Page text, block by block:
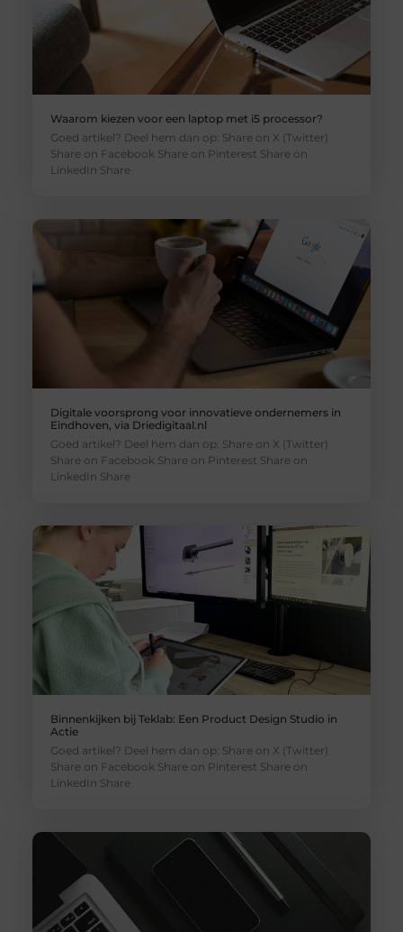
Waarom kiezen voor een laptop met i5 processor?
Goed artikel? Deel hem dan op: Share on X (Twitter)
Share on Facebook Share on Pinterest Share on
LinkedIn Share
Digitale voorsprong voor innovatieve ondernemers in
Eindhoven, via Driedigitaal.nl
Goed artikel? Deel hem dan op: Share on X (Twitter)
Share on Facebook Share on Pinterest Share on
LinkedIn Share
Binnenkijken bij Teklab: Een Product Design Studio in
Actie
Goed artikel? Deel hem dan op: Share on X (Twitter)
Share on Facebook Share on Pinterest Share on
LinkedIn Share